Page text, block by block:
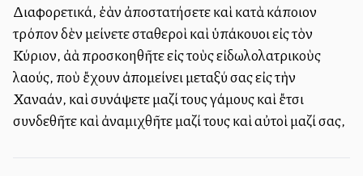
Διαφορετικά, ἐὰν ἀποστατήσετε καὶ κατὰ κάποιον
τρόπον δὲν μείνετε σταθεροὶ καὶ ὑπάκουοι εἰς τὸν
Κύριον, ἀλλὰ προσκολληθῆτε εἰς τοὺς εἰδωλολατρικοὺς
λαούς, ποὺ ἔχουν ἀπομείνει μεταξύ σας εἰς τὴν
Χαναάν, καὶ συνάψετε μαζί τους γάμους καὶ ἔτσι
συνδεθῆτε καὶ ἀναμιχθῆτε μαζί τους καὶ αὐτοὶ μαζί σας,